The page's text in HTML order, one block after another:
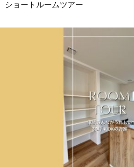
ショートルームツアー